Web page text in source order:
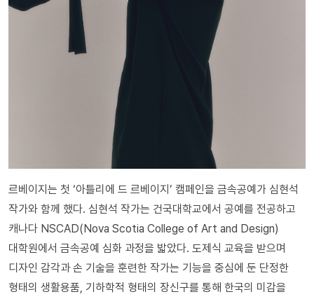
르베이지는 첫 ‘아틀리에 드 르베이지’ 캠페인을 금속공예가 심현석
작가와 함께 했다. 심현석 작가는 건국대학교에서 공예를 전공하고
캐나다 NSCAD(Nova Scotia College of Art and Design)
대학원에서 금속공예 심화 과정을 밟았다. 도제식 교육을 받으며
디자인 감각과 손 기술을 훈련한 작가는 기능을 중심에 둔 단정한
형태의 생활용품, 기하학적 형태의 장신구를 통해 한국의 미감을